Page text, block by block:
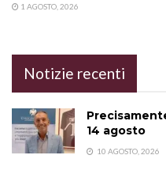
1 AGOSTO, 2026
Notizie recenti
14 agosto
10 AGOSTO, 2026